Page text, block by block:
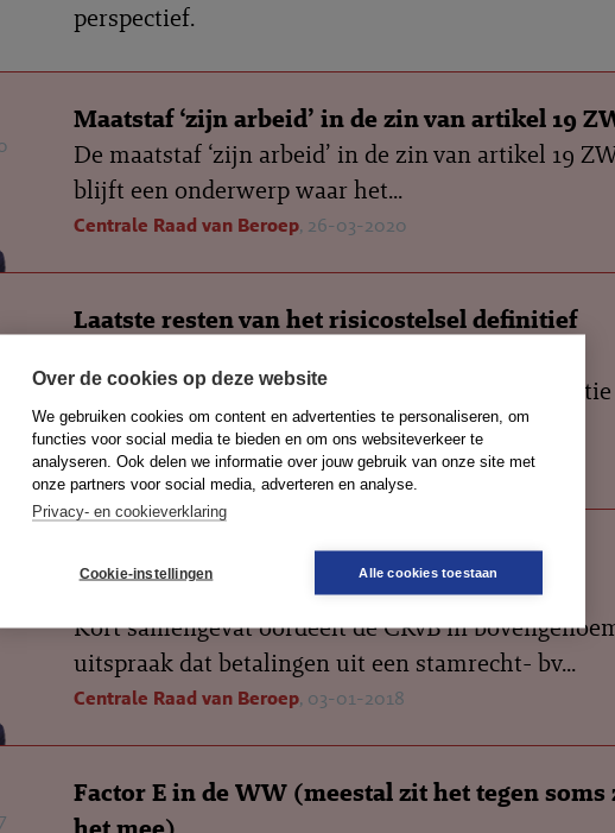
Over de cookies op deze website
We gebruiken cookies om content en advertenties te personaliseren, om
functies voor social media te bieden en om ons websiteverkeer te
analyseren. Ook delen we informatie over jouw gebruik van onze site met
onze partners voor social media, adverteren en analyse.
Privacy- en cookieverklaring
Cookie-instellingen Alle cookies toestaan
perspectief.
Maatstaf ‘zijn arbeid’ in de zin van artikel 19
De maatstaf ‘zijn arbeid’ in de zin van artikel 19
blijft een onderwerp waar het...
Centrale Raad van Beroep, 26-03-2020
Laatste resten van het risicostelsel definitief
Met de inwerkingtreding van de Wet
vereenvoudiging socialezekerheidswetgeving,
Centrale Raad van Beroep, 21-08-2019
Annotatie bij de uitspraak van de CRvB van 3
januari 2018, ECLI:NL:CRVB:2018:50
Kort samengevat oordeelt de CRvB in
uitspraak dat betalingen uit een stamrecht- bv...
Centrale Raad van Beroep, 03-01-2018
Factor E in de WW (meestal zit het tegen soms